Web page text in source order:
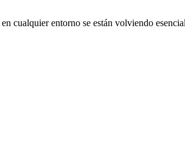
cualquier entorno se están volviendo